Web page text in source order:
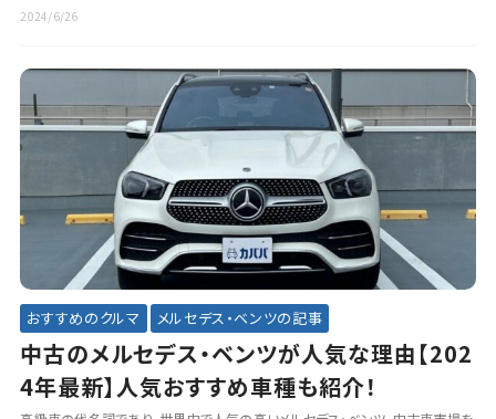
2024/6/26
おすすめのクルマ メルセデス・ベンツの記事
中古のメルセデス・ベンツが人気な理由【202
4年最新】人気おすすめ車種も紹介！